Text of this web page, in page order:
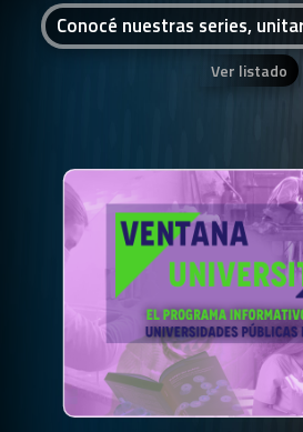
Conocé nuestras series,
Ver listado